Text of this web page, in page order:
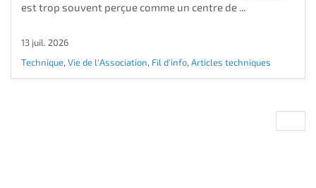
est trop souvent perçue comme un centre de ...
13 juil. 2026
Technique, Vie de l'Association, Fil d'info, Articles techniques